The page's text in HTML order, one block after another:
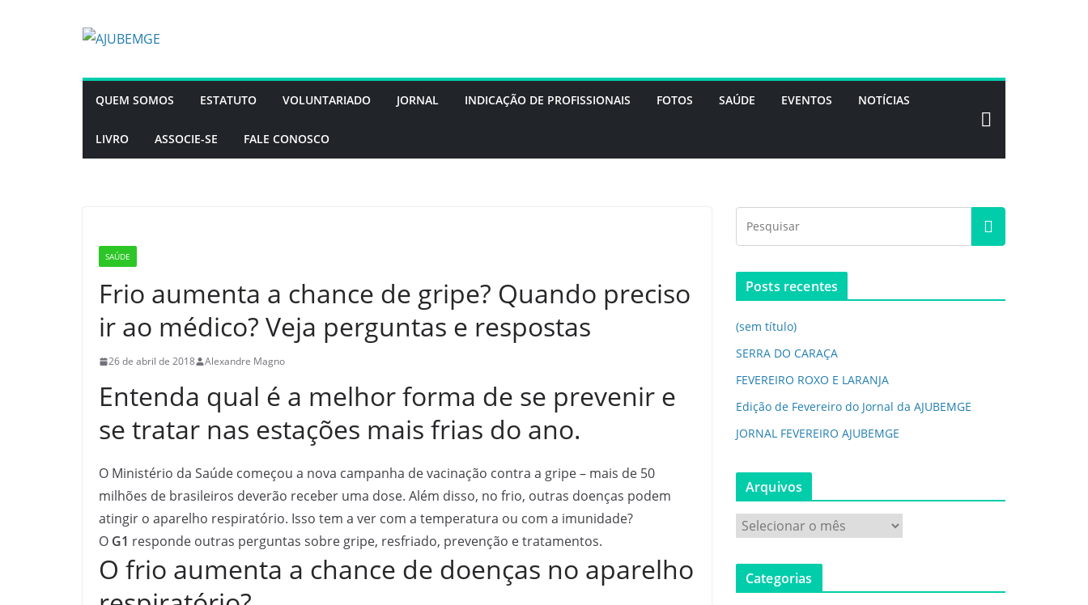
QUEM SOMOS ESTATUTO VOLUNTARIADO JORNAL INDICAÇÃO DE PROFISSIONAIS FOTOS SAÚDE EVENTOS NOTÍCIAS
LIVRO ASSOCIE-SE FALE CONOSCO
SAÚDE
Frio aumenta a chance de gripe? Quando preciso
ir ao médico? Veja perguntas e respostas
26 de abril de 2018 Alexandre Magno
Entenda qual é a melhor forma de se prevenir e
se tratar nas estações mais frias do ano.
O Ministério da Saúde começou a nova campanha de vacinação contra a gripe – mais de 50
milhões de brasileiros deverão receber uma dose. Além disso, no frio, outras doenças podem
atingir o aparelho respiratório. Isso tem a ver com a temperatura ou com a imunidade?
O G1 responde outras perguntas sobre gripe, resfriado, prevenção e tratamentos.
O frio aumenta a chance de doenças no aparelho
Posts recentes
(sem título)
SERRA DO CARAÇA
FEVEREIRO ROXO E LARANJA
Edição de Fevereiro do Jornal da AJUBEMGE
JORNAL FEVEREIRO AJUBEMGE
Arquivos
r
q
Categorias